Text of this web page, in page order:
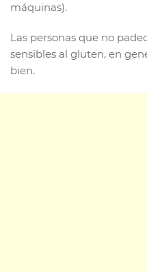
máquinas).
Las personas que no
sensibles al gluten, en
bien.